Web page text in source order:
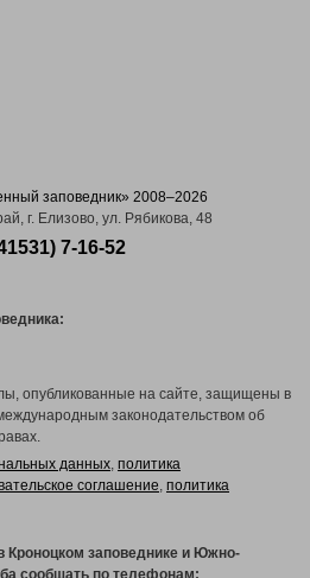
заповедник» 2008–2026
г. Елизово, ул. Рябикова, 48
7-16-52
опубликованные на сайте, защищены в
законодательством об
данных, политика
соглашение, политика
Кроноцком заповеднике и Южно-
сообщать по телефонам: